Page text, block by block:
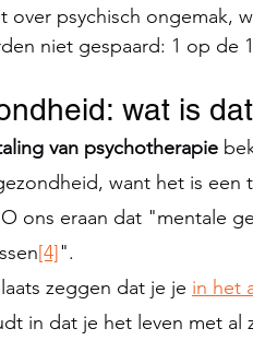
psychisch ongemak,
niet gespaard: 1 op de
wat is
van psychotherapie
want het is een
ons eraan dat "mentale
[4]".
zeggen dat je je in het
in dat je het leven met al